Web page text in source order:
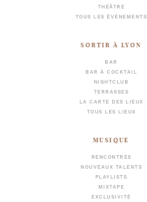
THÉÂTRE
TOUS LES ÉVÈNEMENTS
SORTIR À LYON
BAR
BAR À COCKTAIL
NIGHTCLUB
TERRASSES
LA CARTE DES LIEUX
TOUS LES LIEUX
MUSIQUE
RENCONTRES
NOUVEAUX TALENTS
PLAYLISTS
MIXTAPE
EXCLUSIVITÉ